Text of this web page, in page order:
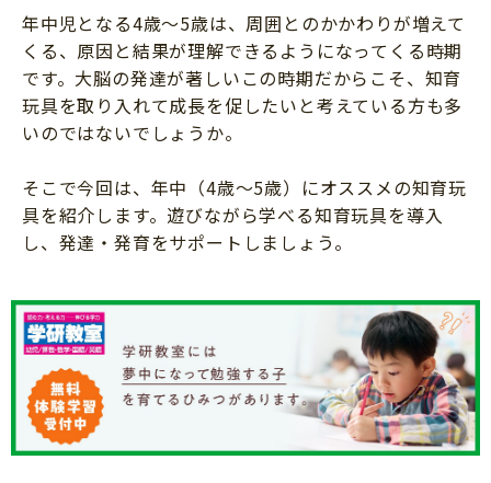
自由研究・工作
読書感想文
本・読書
英語
習い事
親子でいっしょに
人間関係
おでかけ
家族
料理
マネー
年中児となる4歳～5歳は、周囲とのかかわりが増えて
くる、原因と結果が理解できるようになってくる時期
です。大脳の発達が著しいこの時期だからこそ、知育
玩具を取り入れて成長を促したいと考えている方も多
いのではないでしょうか。
そこで今回は、年中（4歳～5歳）にオススメの知育玩
具を紹介します。遊びながら学べる知育玩具を導入
し、発達・発育をサポートしましょう。